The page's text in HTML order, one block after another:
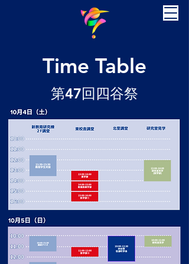
​Time Table
​第47回四谷祭